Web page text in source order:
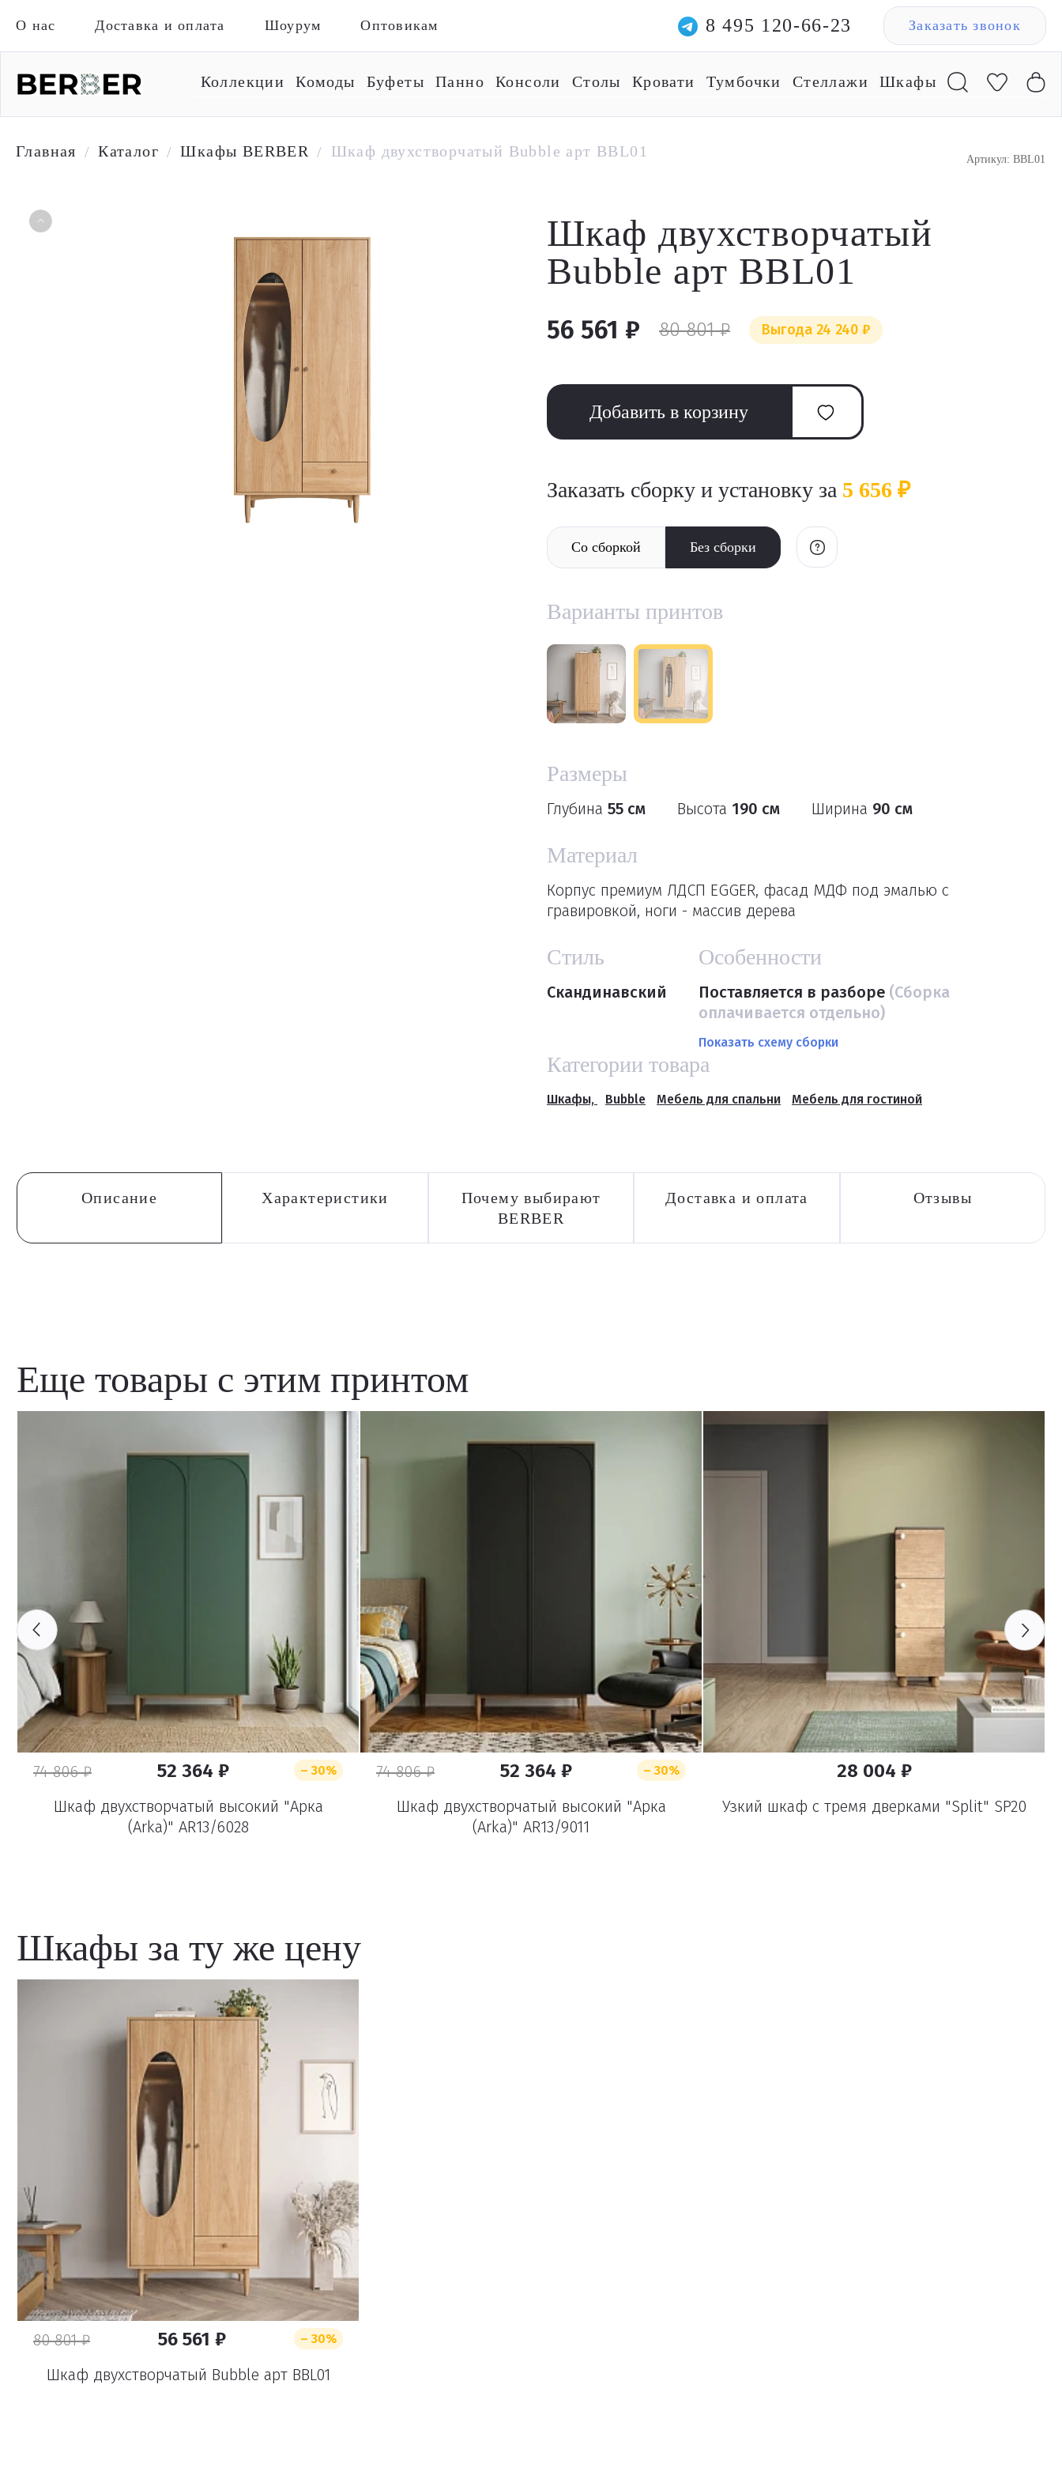
О нас Доставка и оплата Шоурум Оптовикам 8 495 120-66-23 Заказать звонок
Коллекции Комоды Буфеты Панно Консоли Столы Кровати Тумбочки Стеллажи Шкафы
Главная / Каталог / Шкафы BERBER / Шкаф двухстворчатый Bubble арт BBL01
Шкаф двухстворчатый
Bubble арт BBL01
Артикул: BBL01
56 561 ₽ 80 801 ₽ Выгода 24 240 ₽
Добавить в корзину
Заказать сборку и установку за 5 656 ₽
Со сборкой Без сборки
Варианты принтов
Размеры
Глубина 55 см Высота 190 см Ширина 90 см
Материал
Корпус премиум ЛДСП EGGER, фасад МДФ под эмалью с
гравировкой, ноги - массив дерева
Стиль
Скандинавский
Особенности
Поставляется в разборе (Сборка
оплачивается отдельно)
Показать схему сборки
Категории товара
Шкафы, Bubble Мебель для спальни Мебель для гостиной
Описание Характеристики
Почему выбирают
BERBER
Доставка и оплата Отзывы
Еще товары с этим принтом
74 806 ₽ 52 364 ₽ – 30%
Шкаф двухстворчатый высокий "Арка
(Arka)" AR13/6028
74 806 ₽ 52 364 ₽ – 30%
Шкаф двухстворчатый высокий "Арка
(Arka)" AR13/9011
28 004 ₽
Узкий шкаф с тремя дверками "Split" SP20
Шкафы за ту же цену
80 801 ₽ 56 561 ₽ – 30%
Шкаф двухстворчатый Bubble арт BBL01
Удаление товаров
Вы точно хотите удалить товар из корзины?
Удалить